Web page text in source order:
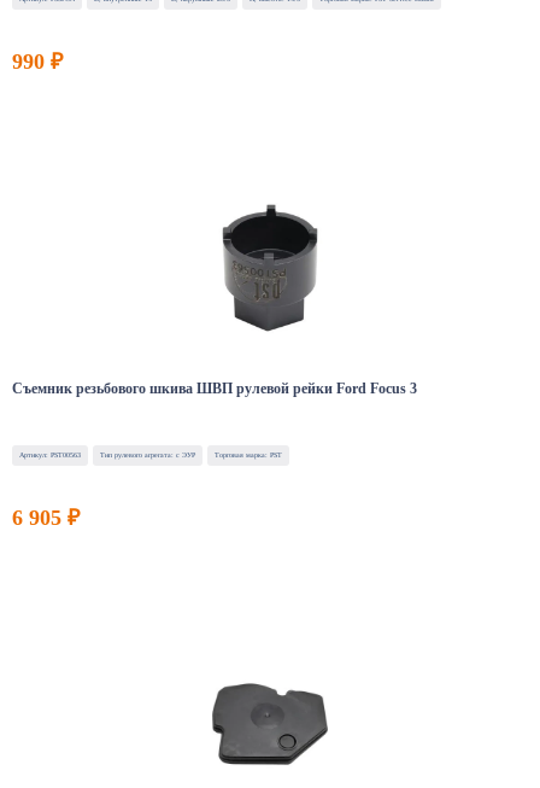
990 ₽
Съемник резьбового шкива ШВП рулевой рейки Ford Focus 3
Артикул: PST00563 Тип рулевого агрегата: с ЭУР Торговая марка: PST
6 905 ₽